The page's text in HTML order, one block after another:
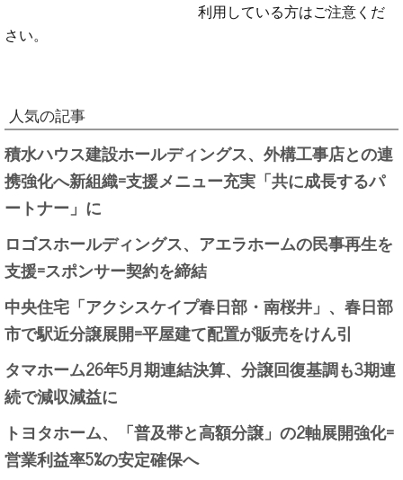
利用している方はご注意くだ
さい。
人気の記事
積水ハウス建設ホールディングス、外構工事店との連
携強化へ新組織=支援メニュー充実「共に成長するパ
ートナー」に
ロゴスホールディングス、アエラホームの民事再生を
支援=スポンサー契約を締結
中央住宅「アクシスケイプ春日部・南桜井」、春日部
市で駅近分譲展開=平屋建て配置が販売をけん引
タマホーム26年5月期連結決算、分譲回復基調も3期連
続で減収減益に
トヨタホーム、「普及帯と高額分譲」の2軸展開強化=
営業利益率5%の安定確保へ